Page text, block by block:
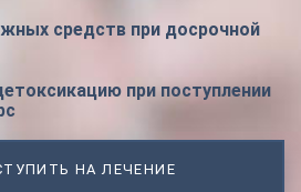
средств при досрочной
при поступлении
НА ЛЕЧЕНИЕ